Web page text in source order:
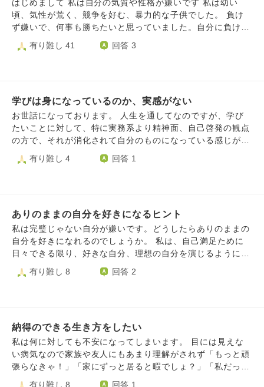
ので尚更抜け出せない。 自分を受け入れて、人と関わって
生きていくには今の状況から抜け出したい。けれど、どうや
らない。
しんでいたら、どうにか優しくしたくて、元気になって欲し
くて、でも無理はして欲しくなくて 精一杯言葉を選んで、
いてその気遣いができなさそうだったら距離を置いて、自分
れたら悲しい”と勝手に共感して、それを無視すると、見な
いようにしてる自分の意地悪さが目の前にドーンと横たわる
ような気がするからです。 街頭募金なんかを見ても「ここ
で募金する良いわたし」と自分で思いたくてほんの少額入れ
分のエゴと演技だと自分でわかっているから 人から感謝さ
れがバレて幻滅されそうで人と距離を置いてしまいます。
わたしはそんないい人じゃない、もっとクズなんだって、言
ったところで謙遜にしか取られないし、わたしはそうしてず
っと人を騙して、いつか手痛い罰を食らうのではないかと思
っています。 心から“相手のため”“自分のことなどどうでも
いい”という100%優しい人になりたいけど、どうやって
はじめまして 私は自分の気質や性格が嫌いです 私は幼い
頃、気性が荒く、競争を好む、暴力的な子供でした。 負け
ず嫌いで、何事も勝ちたいと思っていました。自分に負けた
子を見ると気分が良かったし、自分より劣っている子を見る
と子供ながらに見下していたように感じます。 成長するに
穏やかで優しい人間でいれるように意識しています。 で
も、時々、他者を蹴落としたい、自分よりも劣った人を見て
安心したい、という考えが浮かびます。 その度に、自己嫌
悪で落ち込みます。 世の中の人がみんな清く正しい穏やか
ます。私の醜い本性がバレたら、親しい人はみんな私から離
有り難し 41 回答 3
学びは身になっているのか、実感がない
お世話になっております。 人生を通してなのですが、学び
たいことに対して、特に実務系より精神面、自己啓発の観点
の方で、それが消化されて自分のものになっている感じがあ
まり得られずに悩んでいます。 いろいろ講演会を聞いた
り、本を読んだり、ネットで共感したことなどをもっと自分
手だったので、本を読むにも頭に入って行きづらいときがあ
ります。他のものにしても最近はうつ病とかもあって、昔よ
り文章から要旨を掴むのが下手になってしまいました。 そ
もそも話題の本、タイトルから自分の欲した答えやスキルが
られた本、やってみたいことが出来たが勉強しようと思った
て熟読するにも時間がかかるし、でも速読したら結局自分の
読みたいようにしか読めてなくて、本当に著者の思いを汲み
取れているのかわからなくなります。 さらに、たまに振り
返ったりしないととても浸透しないしすぐ忘れてしまうので
有り難し 4 回答 1
ありのままの自分を好きになるヒント
私は完璧じゃない自分が嫌いです。どうしたらありのままの
自分を好きになれるのでしょうか。 私は、自己満足ために
日々できる限り、好きな自分、理想の自分を演じるようにし
ていますが、ふとそんな自分に疲れることがあります。 私
の理想の人物像は教養があって、丁寧で物腰は柔らかいけれ
とあります。 そうすると普段のいい人、理想の私を演じて
る自分と元々の自分とのギャップにひどく落ち込みます。
良くないなと思いつつ、好きなじゃない方の自分もたまに出
さないと辛くなってしまいます。 自分でも曖昧な感覚でお
有り難し 8 回答 2
納得のできる生き方をしたい
私は何に対しても不安になってしまいます。 目には見えな
い病気なので家族や友人にもあまり理解がされず「もっと頑
張らなきゃ！」「家にずっと居ると暇でしょ？」「私だって
肘が痛いけれど仕事を頑張っている」など言われてしまいま
有り難し 8 回答 1